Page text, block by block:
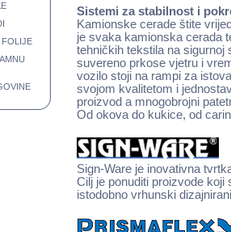
FOLIJE
Sistemi za stabilnost i
Kamionske cerade štite
je svaka kamionska cerada
tehničkih tekstila na sigurnoj
suvereno prkose vjetru i
vozilo stoji na rampi za
svojom kvalitetom i
proizvod a mnogobrojni
Od okova do kukice, od
Sign-Ware je inovativna
Cilj je ponuditi proizvode
istodobno vrhunski